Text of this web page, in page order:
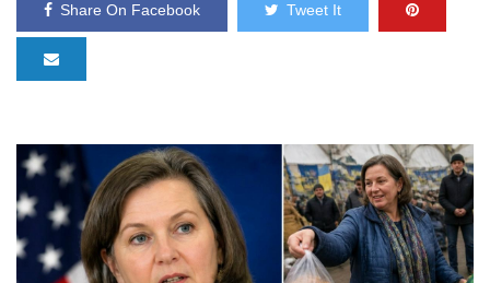
Share On Facebook Tweet It